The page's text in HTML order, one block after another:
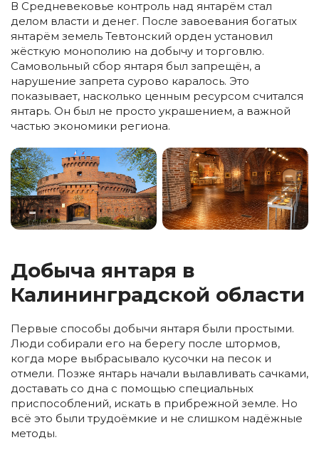
В Средневековье контроль над янтарём стал
делом власти и денег. После завоевания богатых
янтарём земель Тевтонский орден установил
жёсткую монополию на добычу и торговлю.
Самовольный сбор янтаря был запрещён, а
нарушение запрета сурово каралось. Это
показывает, насколько ценным ресурсом считался
янтарь. Он был не просто украшением, а важной
частью экономики региона.
Добыча янтаря в
Калининградской области
Первые способы добычи янтаря были простыми.
Люди собирали его на берегу после штормов,
когда море выбрасывало кусочки на песок и
отмели. Позже янтарь начали вылавливать сачками,
доставать со дна с помощью специальных
приспособлений, искать в прибрежной земле. Но
всё это были трудоёмкие и не слишком надёжные
методы.